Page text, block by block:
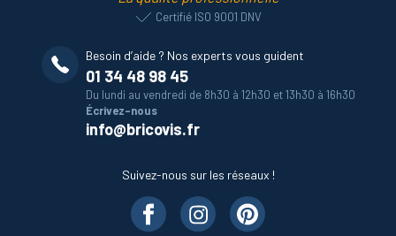
Certifié ISO 9001 DNV
Besoin d’aide ? Nos experts vous guident
01 34 48 98 45
Du lundi au vendredi de 8h30 à 12h30 et 13h30 à 16h30
Écrivez-nous
info@bricovis.fr
Suivez-nous sur les réseaux !